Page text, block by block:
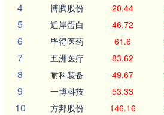
4 博腾股份 20.44
5 近岸蛋白 46.72
6 毕得医药 61.6
7 五洲医疗 83.62
8 耐科装备 49.67
9 一博科技 53.33
10 方邦股份 146.16